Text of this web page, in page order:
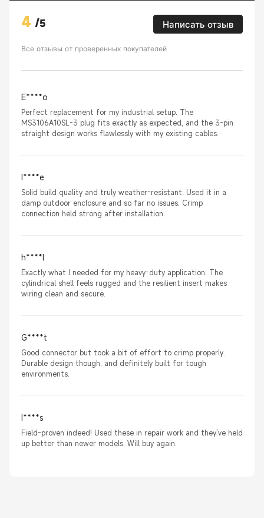
4 /5 Написать отзыв
Все отзывы от проверенных покупателей
E****o
Perfect replacement for my industrial setup. The
MS3106A10SL-3 plug fits exactly as expected, and the 3-pin
straight design works flawlessly with my existing cables.
I****e
Solid build quality and truly weather-resistant. Used it in a
damp outdoor enclosure and so far no issues. Crimp
connection held strong after installation.
h****l
Exactly what I needed for my heavy-duty application. The
cylindrical shell feels rugged and the resilient insert makes
wiring clean and secure.
G****t
Good connector but took a bit of effort to crimp properly.
Durable design though, and definitely built for tough
environments.
I****s
Field-proven indeed! Used these in repair work and they’ve held
up better than newer models. Will buy again.